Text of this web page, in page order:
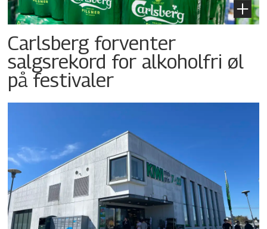
Carlsberg forventer
salgsrekord for alkoholfri øl
på festivaler